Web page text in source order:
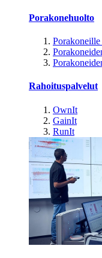
Porakonehuolto
Rahoituspalvelut
OwnIt
GainIt
RunIt